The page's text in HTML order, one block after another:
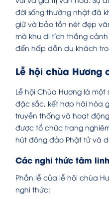
đời sống thường nhật đã
giữ và bảo tồn nét đẹp
mà khu di tích thắng
đến hấp dẫn du khách
Lễ hội chùa Hương
Lễ hội Chùa Hương là
đặc sắc, kết hợp hài hòa
truyền thống và hoạt
được tổ chức trang
hút đông đảo Phật tử và
Các nghi thức tâm
Phần lễ của lễ hội chùa
nghi thức: